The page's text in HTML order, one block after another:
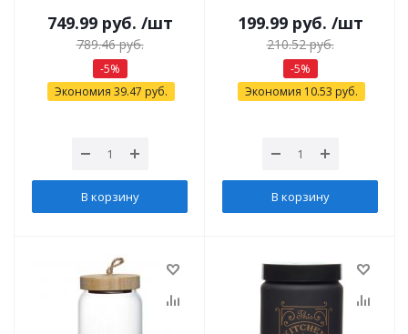
749.99руб. /шт
789.46руб.
-5%
Экономия 39.47 руб.
В корзину
199.99руб. /шт
210.52руб.
-5%
Экономия 10.53 руб.
В корзину